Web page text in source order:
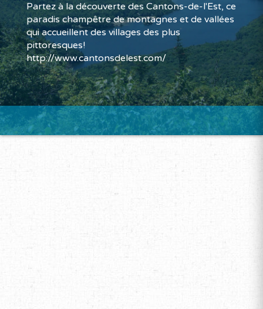
Partez à la découverte des Cantons-de-l'Est, ce
paradis champêtre de montagnes et de vallées
qui accueillent des villages des plus
pittoresques!
http://www.cantonsdelest.com/